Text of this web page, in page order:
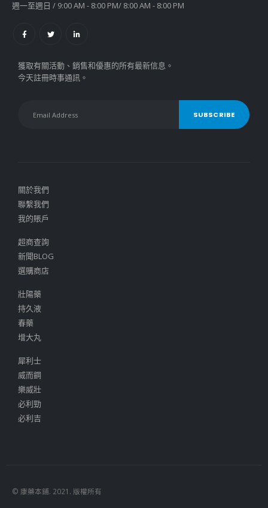
週一至週日 / 9:00 AM - 8:00 PM/ 8:00 AM - 8:00 PM
獲取有關活動、銷售和優惠的所有最新信息。
今天註冊時事通訊。
關於我們
聯繫我們
我的賬戶
超商查詢
新聞BLOG
選購商店
壯陽藥
持久液
春藥
增大丸
犀利士
威而鋼
樂威壯
必利勁
必利吉
© 康藥本鋪. 2021. 版權所有